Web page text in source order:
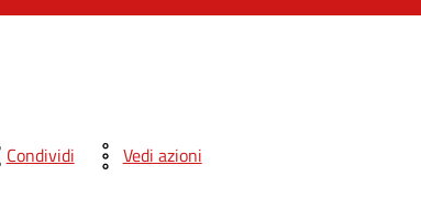
Condividi Vedi azioni